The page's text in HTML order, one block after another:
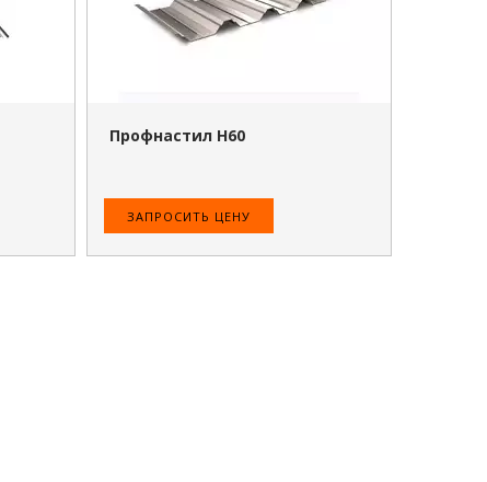
Профнастил Н60
ЗАПРОСИТЬ ЦЕНУ